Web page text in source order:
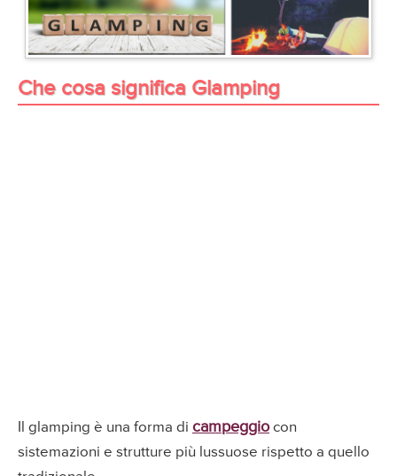
Che cosa significa Glamping
Il glamping è una forma di campeggiocon
sistemazioni e strutture più lussuose rispetto a quello